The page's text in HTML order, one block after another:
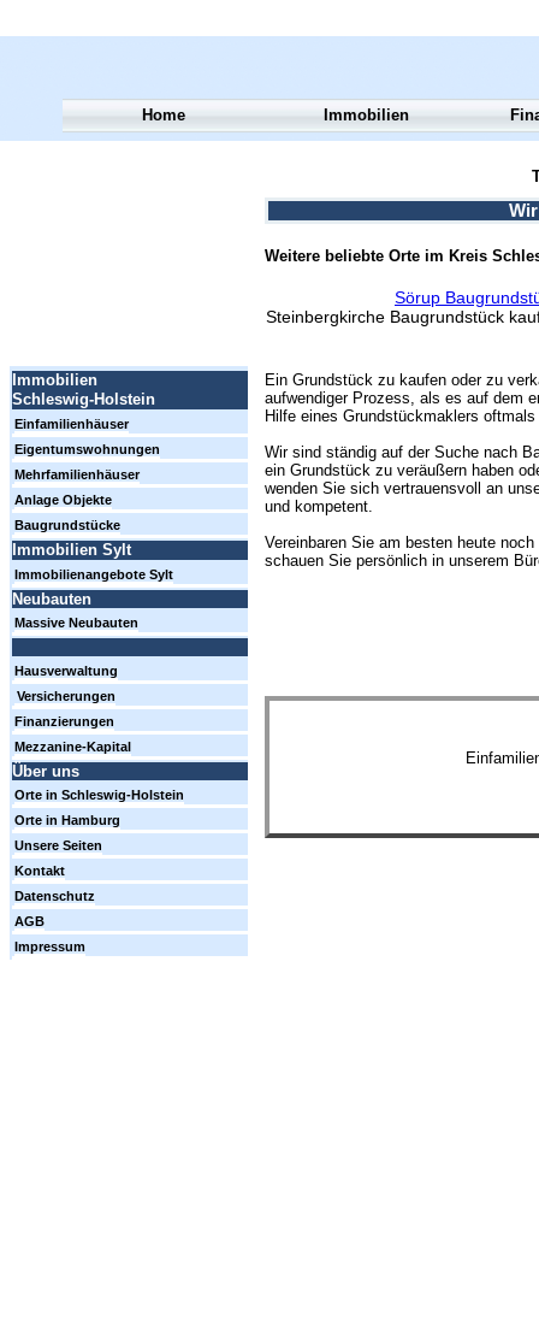
Weitere beliebte Orte im Kreis
Sörup
Steinbergkirche Baugrundstück
Ein Grundstück zu kaufen oder zu
aufwendiger Prozess, als es auf dem
Hilfe eines Grundstückmaklers
Wir sind ständig auf der Suche nach
ein Grundstück zu veräußern haben
wenden Sie sich vertrauensvoll an
und kompetent.
Vereinbaren Sie am besten heute
schauen Sie persönlich in unserem
Home Immobilien
Immobilien
Schleswig-Holstein
Einfamilienhäuser
Eigentumswohnungen
Mehrfamilienhäuser
Anlage Objekte
Baugrundstücke
Immobilien Sylt
Immobilienangebote Sylt
Neubauten
Massive Neubauten
Hausverwaltung
Versicherungen
Finanzierungen
Mezzanine-Kapital
Über uns
Orte in Schleswig-Holstein
Orte in Hamburg
Unsere Seiten
Kontakt
Datenschutz
AGB
Impressum